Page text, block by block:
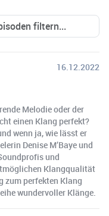
16.12.2022
Melodie oder der
einen Klang perfekt?
wenn ja, wie lässt er
Denise M’Baye und
und
Klangqualität
zum perfekten Klang
wundervoller Klänge.